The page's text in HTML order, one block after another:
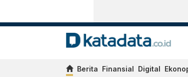
Berita Finansial Digital